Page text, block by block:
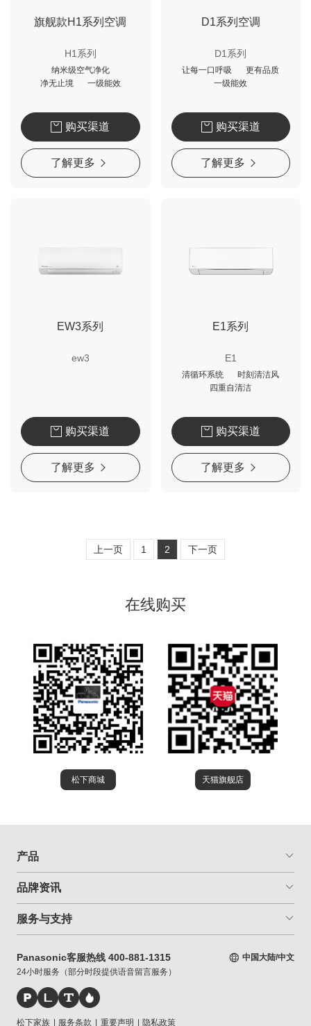
旗舰款H1系列空调
H1系列
纳米级空气净化
净无止境
一级能效
购买渠道
了解更多
D1系列空调
D1系列
让每一口呼吸
更有品质
一级能效
购买渠道
了解更多
EW3系列
ew3
购买渠道
了解更多
E1系列
E1
清循环系统
时刻清洁风
四重自清洁
购买渠道
了解更多
上一页 1 2 下一页
在线购买
松下商城 天猫旗舰店
产品
品牌资讯
服务与支持
Panasonic客服热线 400-881-1315
24小时服务（部分时段提供语音留言服务）
松下家族 服务条款 重要声明 隐私政策
中国大陆/中文